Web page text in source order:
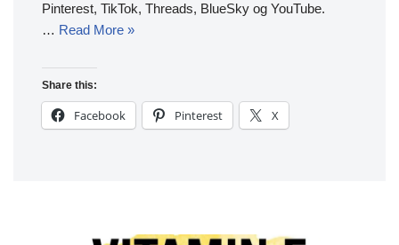
Pinterest, TikTok, Threads, BlueSky og YouTube.
… Read More »
Share this:
Facebook Pinterest X